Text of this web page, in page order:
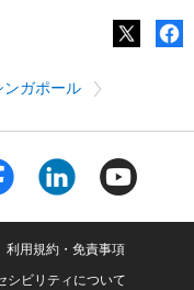
ンガポール
利用規約・免責事項
シビリティについて